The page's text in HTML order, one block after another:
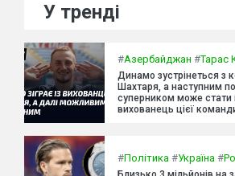
У тренді
#Азербайджан #Тарас
Динамо зустрінеться з
Шахтаря, а наступним
суперником може
вихованець цієї
#Політика #Україна #